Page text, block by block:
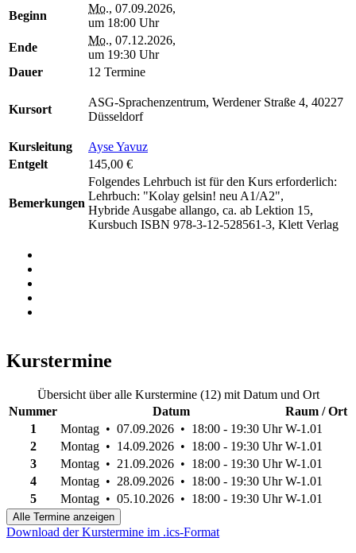
Beginn
Mo., 07.09.2026,
um 18:00 Uhr
Ende
Mo., 07.12.2026,
um 19:30 Uhr
Dauer
12 Termine
Kursort
ASG-Sprachenzentrum, Werdener Straße 4, 40227
Düsseldorf
Kursleitung
Ayse Yavuz
Entgelt
145,00 €
Bemerkungen
Folgendes Lehrbuch ist für den Kurs erforderlich:
Lehrbuch: "Kolay gelsin! neu A1/A2",
Hybride Ausgabe allango, ca. ab Lektion 15,
Kursbuch ISBN 978-3-12-528561-3, Klett Verlag
Kurstermine
Übersicht über alle Kurstermine (12) mit Datum und Ort
Nummer
Datum
Raum / Ort
1
Montag • 07.09.2026 • 18:00 - 19:30 Uhr W-1.01
2
Montag • 14.09.2026 • 18:00 - 19:30 Uhr W-1.01
3
Montag • 21.09.2026 • 18:00 - 19:30 Uhr W-1.01
4
Montag • 28.09.2026 • 18:00 - 19:30 Uhr W-1.01
5
Montag • 05.10.2026 • 18:00 - 19:30 Uhr W-1.01
Alle Termine anzeigen
Download der Kurstermine im .ics-Format